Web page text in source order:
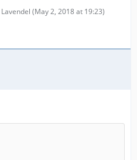
(May 2, 2018 at 19:23)